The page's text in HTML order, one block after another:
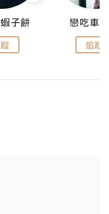
子餅 戀吃車
追蹤